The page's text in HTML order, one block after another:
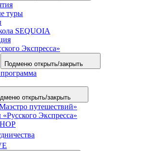
туры
SEQUOIA
Экспресса»
Подменю открыть/закрыть
открыть/закрыть
путешествий»
Экспресса»